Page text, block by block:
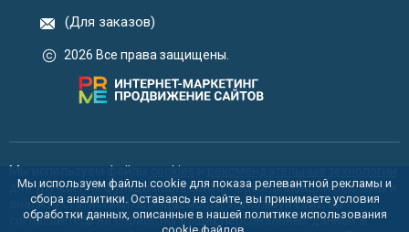
(Для заказов)
2026 Все права защищены.
Мы используем файлы cookies
для улучшения функционала сайта, персонализации рекламы и
анализа статистики посещаемости. Используя сайт, вы
соглашаетесь на обработку ваших персональных данных в
Мы используем файлы cookie для показа релевантной рекламы и
сбора аналитики. Оставаясь на сайте, вы принимаете условия
обработки данных, описанные в нашей политике использования